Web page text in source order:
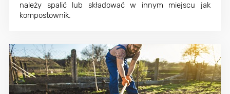
należy spalić lub składować w innym miejscu jak
kompostownik.